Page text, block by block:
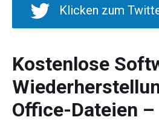
Klicken zum
Kostenlose
Office-Dateien